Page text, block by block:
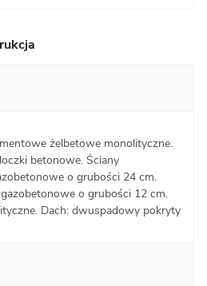
żelbetowe monolityczne.
betonowe. Ściany
o grubości 24 cm.
o grubości 12 cm.
Dach: dwuspadowy pokryty